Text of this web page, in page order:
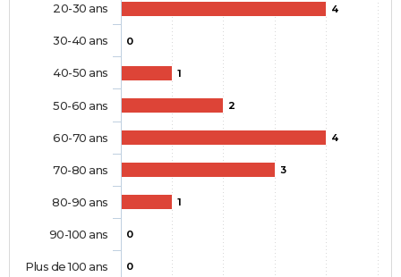
4
0
1
2
4
3
1
0
0
20-30 ans
30-40 ans
40-50 ans
50-60 ans
60-70 ans
70-80 ans
80-90 ans
90-100 ans
Plus de 100 ans